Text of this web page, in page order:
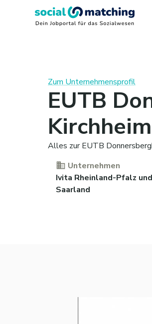
Zum Unternehmensprofil
EUTB
Alles zur EUTB
Unternehmen
Ivita Rheinland-Pfalz und
Saarland